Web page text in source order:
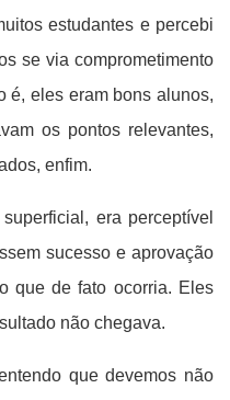
estudantes e percebi
se via comprometimento
é, eles eram bons alunos,
os pontos relevantes,
enfim.
era perceptível
sucesso e aprovação
que de fato ocorria. Eles
não chegava.
que devemos não